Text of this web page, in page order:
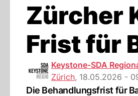
Zürcher
Frist für
Keystone-SDA
Zürich, 18.05.2026 -
Die Behandlungsfrist für